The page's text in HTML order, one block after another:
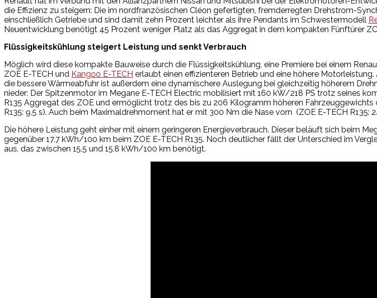
die Effizienz zu steigern: Die im nordfranzösischen Cléon gefertigten, fremderregten Drehstrom-
einschließlich Getriebe und sind damit zehn Prozent leichter als ihre Pendants im Schwestermodell
Neuentwicklung benötigt 45 Prozent weniger Platz als das Aggregat in dem kompakten Fünftürer
Flüssigkeitskühlung steigert Leistung und senkt Verbrauch
Möglich wird diese kompakte Bauweise durch die Flüssigkeitskühlung, eine Premiere bei einem
ZOE E-TECH und Kangoo E-TECH erlaubt einen effizienteren Betrieb und eine höhere
die bessere Wärmeabfuhr ist außerdem eine dynamischere Auslegung bei gleichzeitig höherem
nieder: Der Spitzenmotor im Megane E-TECH Electric mobilisiert mit 160 kW/218 PS trotz seines
R135 Aggregat des ZOE und ermöglicht trotz des bis zu 206 Kilogramm höheren
R135: 9,5 s). Auch beim Maximaldrehmoment hat er mit 300 Nm die Nase vorn (ZOE E-TECH R135:
Die höhere Leistung geht einher mit einem geringeren Energieverbrauch. Dieser beläuft sich beim
gegenüber 17,7 kWh/100 km beim ZOE E-TECH R135. Noch deutlicher fällt der Unterschied im
aus, das zwischen 15,5 und 15,8 kWh/100 km benötigt.